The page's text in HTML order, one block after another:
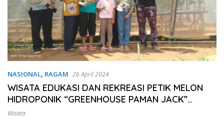
NASIONAL, RAGAM 26 April 2024
WISATA EDUKASI DAN REKREASI PETIK MELON
HIDROPONIK “GREENHOUSE PAMAN JACK”
BERADA DI DUSUN GOLANG DESA KUWIRAN
Wisata